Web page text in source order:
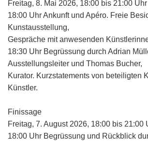
Freitag, 8. Mai 2026, 18:00 bis 21:00 Uhr
18:00 Uhr Ankunft und Apéro. Freie
Kunstausstellung,
Gespräche mit anwesenden
18:30 Uhr Begrüssung durch Adrian
Ausstellungsleiter und Thomas Bucher,
Kurator. Kurzstatements von beteiligten
Künstler.
Finissage
Freitag, 7. August 2026, 18:00 bis 21:00
18:00 Uhr Begrüssung und Rückblick